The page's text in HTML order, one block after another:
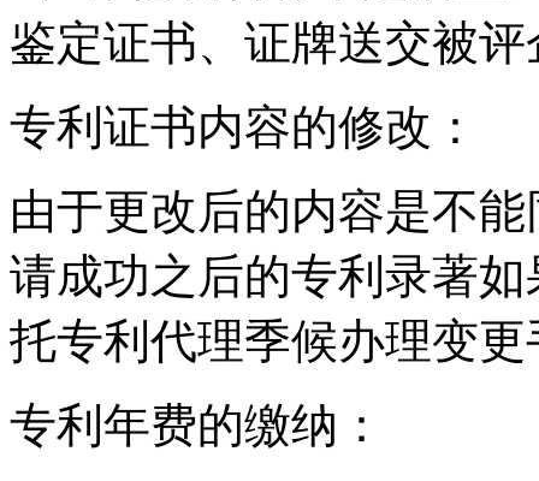
鉴定证书、证牌送交被评
专利证书内容的修改：
由于更改后的内容是不
请成功之后的专利录著
托专利代理季候办理变更
专利年费的缴纳：